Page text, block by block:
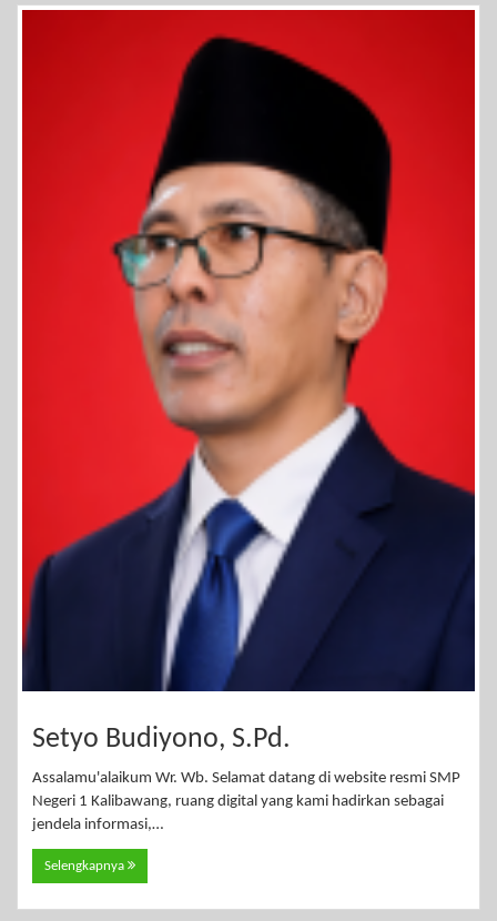
Setyo Budiyono, S.Pd.
Assalamu'alaikum Wr. Wb. Selamat datang di website resmi SMP
Negeri 1 Kalibawang, ruang digital yang kami hadirkan sebagai
jendela informasi,…
Selengkapnya